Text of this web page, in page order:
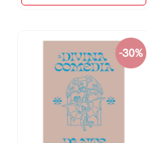
Dinamarca
-30%